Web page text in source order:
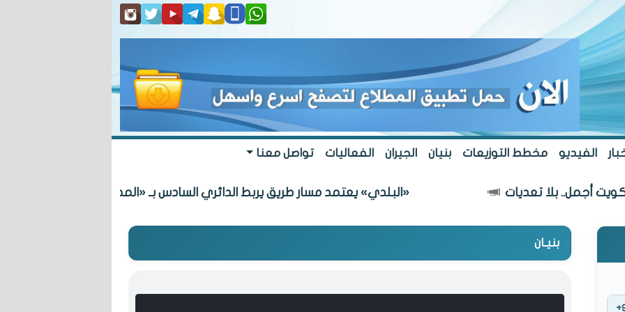
الفيديو مخطط التوزيعات بنيان الجيران الفعاليات تواصل معنا
أجمل.. بلا تعديات «البلدي» يعتمد مسار طريق يربط الدائري السادس بـ «المطلاع» السكنية
بنيـان